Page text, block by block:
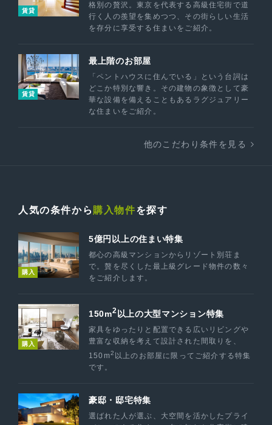
賃貸
格別の贅沢。東京を代表する高級住宅街で道
行く人の羨望を集めつつ、その街らしい生活
を存分に享受する住まいをご紹介。
賃貸
最上階のお部屋
「ペントハウスに住んでいる」という台詞は
どこか特別な響き。その建物の象徴として豪
華な設備を備えることもあるラグジュアリー
な住まいをご紹介。
他のこだわり条件を見る
人気の条件から 購入物件を探す
購入
5億円以上の住まい特集
都心の高級マンションからリゾート別荘ま
で。贅を尽くした最上級グレード物件の数々
をご紹介します。
購入
150m2 以上の大型マンション特集
家具をゆったりと配置できる広いリビングや
豊富な収納を考えて設計された間取りを、
150m2 以上のお部屋に限ってご紹介する特集
です。
豪邸・邸宅特集
選ばれた人が選ぶ、大空間を活かしたプライ